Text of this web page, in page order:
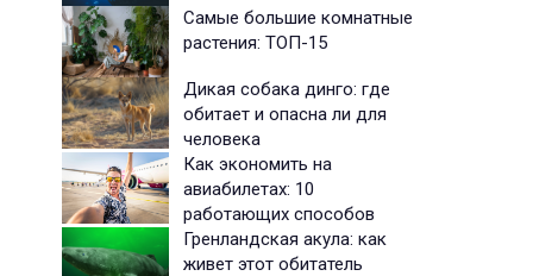
Самые большие комнатные
растения: ТОП-15
Дикая собака динго: где
обитает и опасна ли для
человека
Как экономить на
авиабилетах: 10
работающих способов
Гренландская акула: как
живет этот обитатель